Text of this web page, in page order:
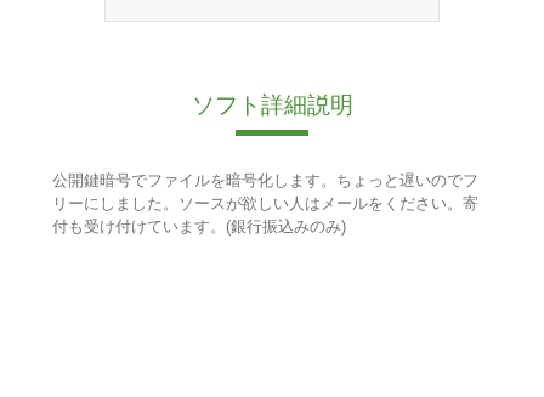
ソフト詳細説明
公開鍵暗号でファイルを暗号化します。ちょっと遅いのでフ
リーにしました。ソースが欲しい人はメールをください。寄
付も受け付けています。(銀行振込みのみ)